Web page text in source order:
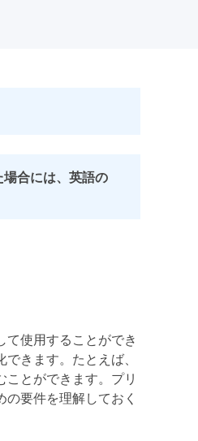
合には、英語の
て使用することができ
きます。たとえば、
とができます。プリ
要件を理解しておく